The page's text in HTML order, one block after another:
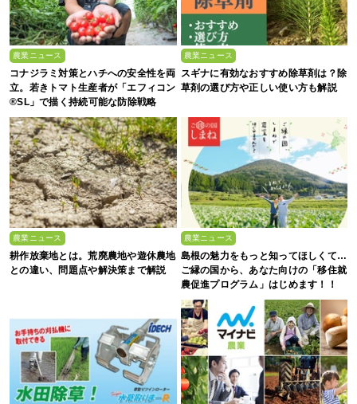
農業ニュース
コナジラミ対策とハチへの安全性を両
立。若きトマト生産者が「エフィコン
®SL」で描く持続可能な防除戦略
農業ニュース
スギナに有効なおすすめ除草剤は？除
草剤の選び方や正しい使い方も解説
農業ニュース
耕作放棄地とは。荒廃農地や遊休農地
との違い、問題点や解決策まで解説
農業ニュース
島根の魅力をもっと知ってほしくて…
ご縁の国から、あなた向けの「移住就
農促進プログラム」はじめます！！